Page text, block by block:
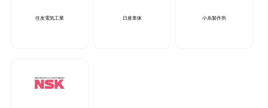
住友電気工業 日産車体 小糸製作所